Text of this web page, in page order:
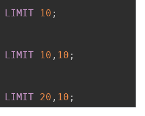
LIMIT 10 ;
LIMIT 10 , 10 ;
LIMIT 20 , 10 ;